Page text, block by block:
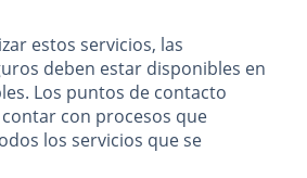
estos servicios, las
deben estar disponibles en
Los puntos de contacto
con procesos que
los servicios que se